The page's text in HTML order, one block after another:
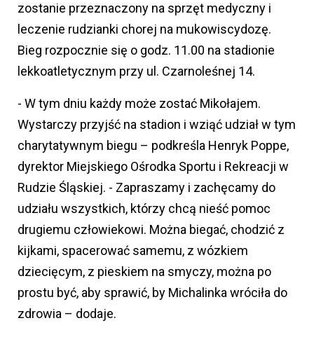
zostanie przeznaczony na sprzęt medyczny i
leczenie rudzianki chorej na mukowiscydozę.
Bieg rozpocznie się o godz. 11.00 na stadionie
lekkoatletycznym przy ul. Czarnoleśnej 14.
- W tym dniu każdy może zostać Mikołajem.
Wystarczy przyjść na stadion i wziąć udział w tym
charytatywnym biegu – podkreśla Henryk Poppe,
dyrektor Miejskiego Ośrodka Sportu i Rekreacji w
Rudzie Śląskiej. - Zapraszamy i zachęcamy do
udziału wszystkich, którzy chcą nieść pomoc
drugiemu człowiekowi. Można biegać, chodzić z
kijkami, spacerować samemu, z wózkiem
dziecięcym, z pieskiem na smyczy, można po
prostu być, aby sprawić, by Michalinka wróciła do
zdrowia – dodaje.